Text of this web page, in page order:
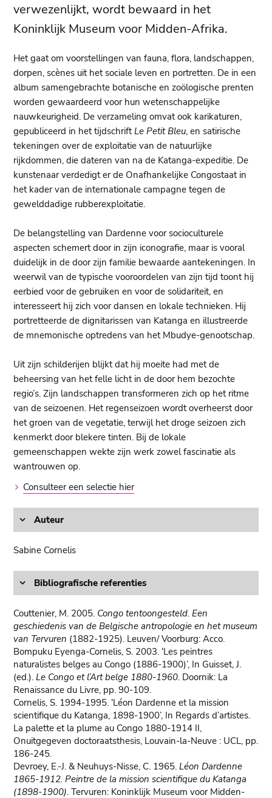
verwezenlijkt, wordt bewaard in het
Koninklijk Museum voor Midden-Afrika.
Het gaat om voorstellingen van fauna, flora, landschappen,
dorpen, scènes uit het sociale leven en portretten. De in een
album samengebrachte botanische en zoölogische prenten
worden gewaardeerd voor hun wetenschappelijke
nauwkeurigheid. De verzameling omvat ook karikaturen,
gepubliceerd in het tijdschriftLe Petit Bleu, en satirische
tekeningen over de exploitatie van de natuurlijke
rijkdommen, die dateren van na de Katanga-expeditie. De
kunstenaar verdedigt er de Onafhankelijke Congostaat in
het kader van de internationale campagne tegen de
gewelddadige rubberexploitatie.
De belangstelling van Dardenne voor socioculturele
aspecten schemert door in zijn iconografie, maar is vooral
duidelijk in de door zijn familie bewaarde aantekeningen. In
weerwil van de typische vooroordelen van zijn tijd toont hij
eerbied voor de gebruiken en voor de solidariteit, en
interesseert hij zich voor dansen en lokale technieken. Hij
portretteerde de dignitarissen van Katanga en illustreerde
de mnemonische optredens van het Mbudye-genootschap.
Uit zijn schilderijen blijkt dat hij moeite had met de
beheersing van het felle licht in de door hem bezochte
regio’s. Zijn landschappen transformeren zich op het ritme
van de seizoenen. Het regenseizoen wordt overheerst door
het groen van de vegetatie, terwijl het droge seizoen zich
kenmerkt door blekere tinten. Bij de lokale
gemeenschappen wekte zijn werk zowel fascinatie als
wantrouwen op.
Consulteer een selectie hier
Auteur
Sabine Cornelis
Bibliografische referenties
Couttenier, M. 2005. Congo tentoongesteld. Een
geschiedenis van de Belgische antropologie en het museum
van Tervuren (1882-1925). Leuven/ Voorburg: Acco.
Bompuku Eyenga-Cornelis, S. 2003. ‘Les peintres
naturalistes belges au Congo (1886-1900)’, In Guisset, J.
(ed.).Le Congo et l’Art belge 1880-1960. Doornik: La
Renaissance du Livre, pp. 90-109.
Cornelis, S. 1994-1995. ‘Léon Dardenne et la mission
scientifique du Katanga, 1898-1900’, In Regards d’artistes.
La palette et la plume au Congo 1880-1914 II,
Onuitgegeven doctoraatsthesis, Louvain-la-Neuve : UCL, pp.
186-245.
Devroey, E.-J. & Neuhuys-Nisse, C. 1965.Léon Dardenne
1865-1912. Peintre de la mission scientifique du Katanga
(1898-1900). Tervuren: Koninklijk Museum voor Midden-